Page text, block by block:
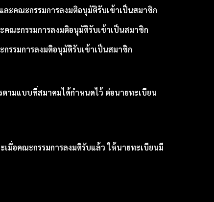
ะคณะกรรมการลงมติอนุมัติรับเข้าเป็นสมาชิก
ณะกรรมการลงมติอนุมัติรับเข้าเป็นสมาชิก
รรมการลงมติอนุมัติรับเข้าเป็นสมาชิก
ตามแบบที่สมาคมได้กำหนดไว้ ต่อนายทะเบียน
มื่อคณะกรรมการลงมติรับแล้ว ให้นายทะเบียนมี